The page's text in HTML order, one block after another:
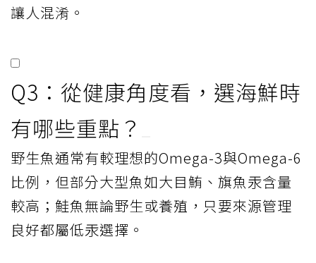
讓人混淆。
Q3：從健康角度看，選海鮮時
有哪些重點？
野生魚通常有較理想的Omega-3與Omega-6
比例，但部分大型魚如大目鮪、旗魚汞含量
較高；鮭魚無論野生或養殖，只要來源管理
良好都屬低汞選擇。